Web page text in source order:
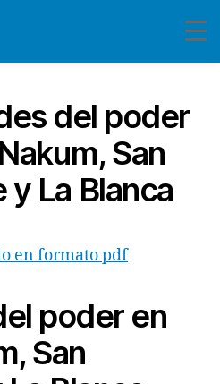
del poder
San
La Blanca
en formato pdf
poder en
San